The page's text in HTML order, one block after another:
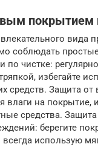
покрытием
вида
соблюдать
по чистке:
избегайте
средств. Защита от
влаги на покрытие,
средства. Защита
берегите
использую